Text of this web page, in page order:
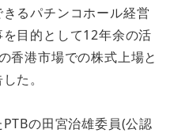
るパチンコホール経営
目的として12年余の活
香港市場での株式上場と
た。
の田宮治雄委員(公認